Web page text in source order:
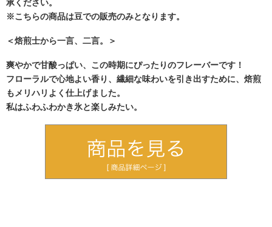
承ください。
※こちらの商品は豆での販売のみとなります。
＜焙煎士から一言、二言。＞
爽やかで甘酸っぱい、この時期にぴったりのフレーバーです！
フローラルで心地よい香り、繊細な味わいを引き出すために、焙煎
もメリハリよく仕上げました。
私はふわふわかき氷と楽しみたい。